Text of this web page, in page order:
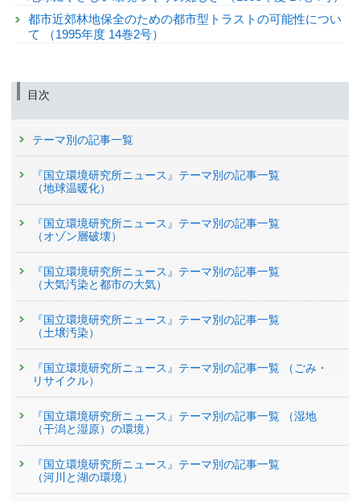
都市近郊林地保全のための都市型トラストの可能性につい
て （1995年度 14巻2号）
目次
テーマ別の記事一覧
『国立環境研究所ニュース』テーマ別の記事一覧
（地球温暖化）
『国立環境研究所ニュース』テーマ別の記事一覧
（オゾン層破壊）
『国立環境研究所ニュース』テーマ別の記事一覧
（大気汚染と都市の大気）
『国立環境研究所ニュース』テーマ別の記事一覧
（土壌汚染）
『国立環境研究所ニュース』テーマ別の記事一覧 （ごみ・
リサイクル）
『国立環境研究所ニュース』テーマ別の記事一覧 （湿地
（干潟と湿原）の環境）
『国立環境研究所ニュース』テーマ別の記事一覧
（河川と湖の環境）